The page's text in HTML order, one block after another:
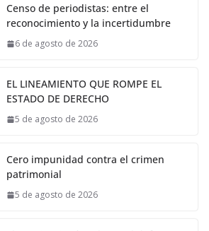
Censo de periodistas: entre el
reconocimiento y la incertidumbre
6 de agosto de 2026
EL LINEAMIENTO QUE ROMPE EL
ESTADO DE DERECHO
5 de agosto de 2026
Cero impunidad contra el crimen
patrimonial
5 de agosto de 2026